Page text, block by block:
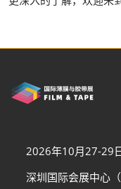
2026年10月27-29
深圳国际会展中心（